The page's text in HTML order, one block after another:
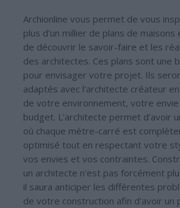
Archionline vous permet de vous
plus d'un millier de plans de maisons
de découvrir le savoir-faire et les
des architectes. Ces plans sont une
pour envisager votre projet. Ils
adaptés avec l'architecte créateur
de votre environnement, votre
budget. L'architecte permet d'avoir
où chaque mètre-carré est
optimisé tout en respectant votre
vos envies et vos contraintes.
un architecte n'est pas forcément
il saura anticiper les différentes
de votre construction afin d'avoir un